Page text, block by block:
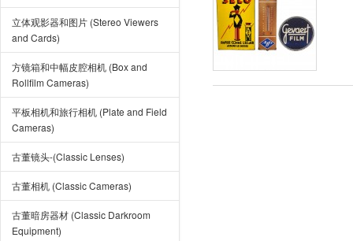
立体观影器和图片 (Stereo Viewers
and Cards)
方镜箱和中幅皮腔相机 (Box and
Rollfilm Cameras)
平板相机和旅行相机 (Plate and Field
Cameras)
古董镜头-(Classic Lenses)
古董相机 (Classic Cameras)
古董暗房器材 (Classic Darkroom
Equipment)